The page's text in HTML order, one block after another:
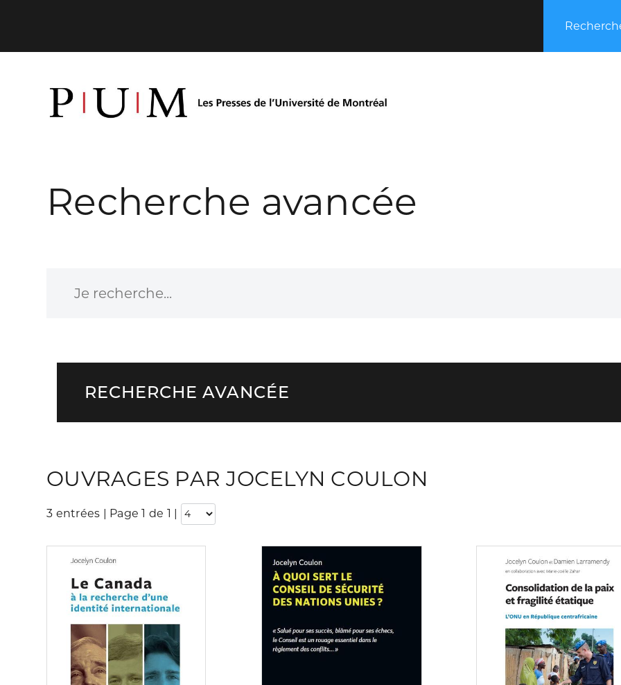
Recherche avancée
RECHERCHE AVANCÉE
OUVRAGES PAR JOCELYN COULON
3 entrées | Page 1 de 1 |